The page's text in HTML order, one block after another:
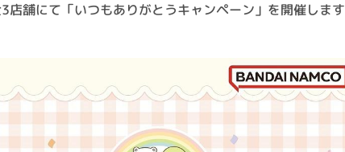
店舗にて「いつもありがとうキャンペーン」を開催しま